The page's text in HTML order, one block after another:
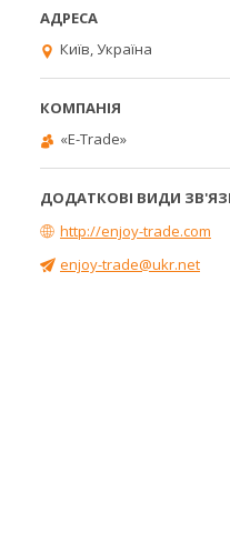
Київ, Україна
«E-Trade»
http://enjoy-trade.com
enjoy-trade@ukr.net